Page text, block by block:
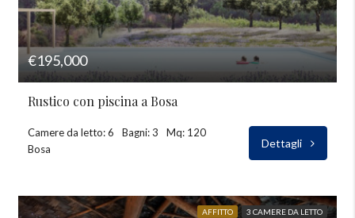
€195,000
Rustico con piscina a Bosa
Camere da letto: 6 Bagni: 3
Mq: 120
Bosa
Dettagli
AFFITTO 3 CAMERE DA LETTO